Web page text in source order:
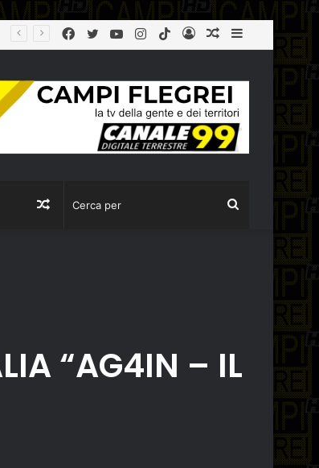
Sidebar
Articolo
Log
TikTok
Instagram
YouTube
Twitter
Facebook
Cerca
Articolo
“AG4IN – IL